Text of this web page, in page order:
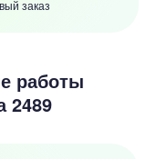
заказ
работы
2489